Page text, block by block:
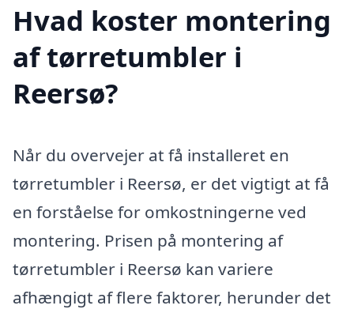
Hvad koster montering
af tørretumbler i
Reersø?
Når du overvejer at få installeret en
tørretumbler i Reersø, er det vigtigt at få
en forståelse for omkostningerne ved
montering. Prisen på montering af
tørretumbler i Reersø kan variere
afhængigt af flere faktorer, herunder det